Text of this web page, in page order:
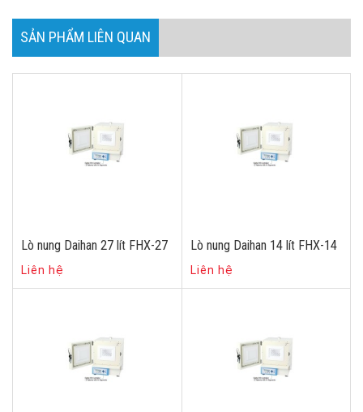
SẢN PHẨM LIÊN QUAN
Lò nung Daihan 27 lít FHX-27
Liên hệ
Lò nung Daihan 14 lít FHX-14
Liên hệ